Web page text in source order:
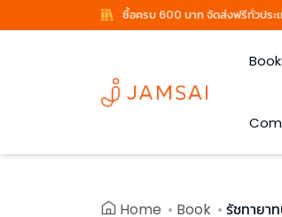
ซื้อครบ 600 บาท จัดส่งฟรีทั่วประ
Home Book รัชทายา